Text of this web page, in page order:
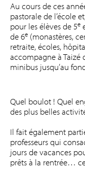
Au cours de ces
pastorale de l’école
pour les élèves de 5e
de 6e (monastères,
retraite, écoles,
accompagne à Taizé
minibus jusqu’au
Quel boulot ! Quel
des plus belles
Il fait également
professeurs qui
jours de vacances
prêts à la rentrée…